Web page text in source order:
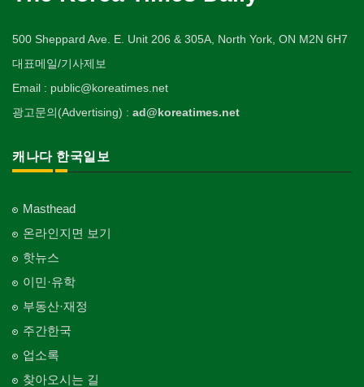
500 Sheppard Ave. E. Unit 206 & 305A, North York, ON M2N 6H7
대표메일/기사제보
Email : public@koreatimes.net
광고문의(Advertising) : ad@koreatimes.net
캐나다 한국일보
Masthead
온라인지면 보기
핫뉴스
이민·유학
부동산·재정
주간한국
업소록
찾아오시는 길